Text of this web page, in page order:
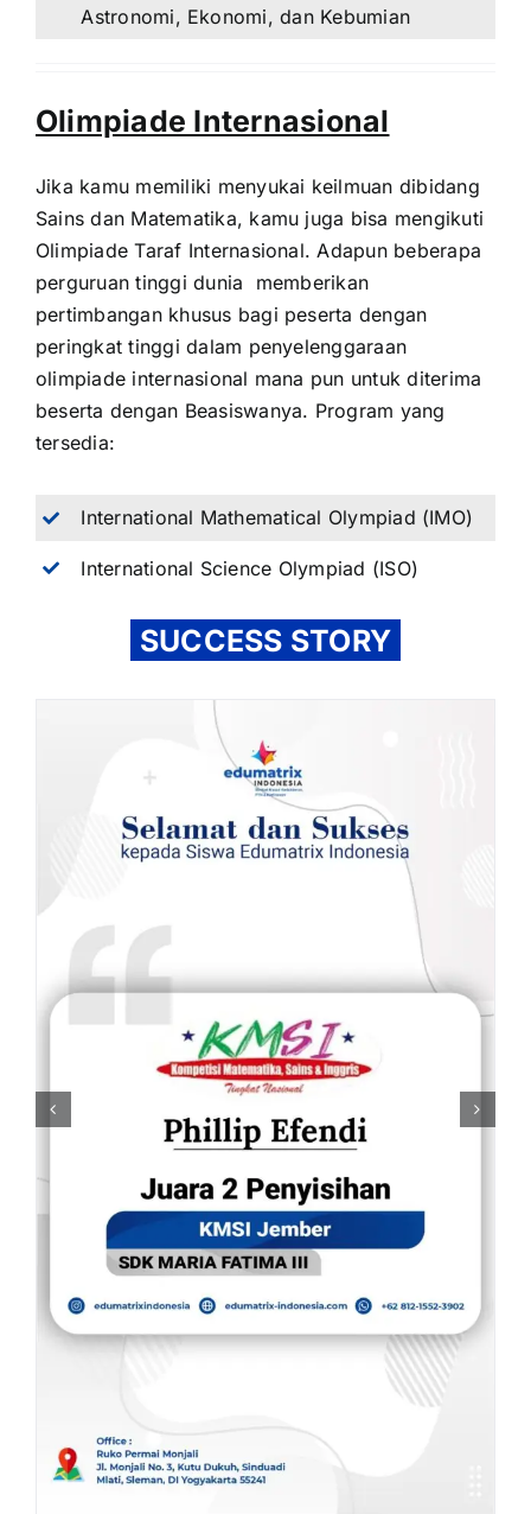
Astronomi, Ekonomi, dan Kebumian
Olimpiade Internasional
Jika kamu memiliki menyukai keilmuan dibidang
Sains dan Matematika, kamu juga bisa mengikuti
Olimpiade Taraf Internasional. Adapun beberapa
perguruan tinggi dunia memberikan
pertimbangan khusus bagi peserta dengan
peringkat tinggi dalam penyelenggaraan
olimpiade internasional mana pun untuk diterima
beserta dengan Beasiswanya. Program yang
tersedia:
International Mathematical Olympiad (IMO)
International Science Olympiad (ISO)
SUCCESS STORY